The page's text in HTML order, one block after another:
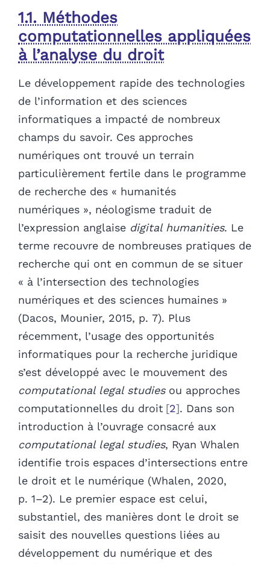
1.1. Méthodes
computationnelles appliquées
à l’analyse du droit
Le développement rapide des technologies
de l’information et des sciences
informatiques a impacté de nombreux
champs du savoir. Ces approches
numériques ont trouvé un terrain
particulièrement fertile dans le programme
de recherche des « humanités
numériques », néologisme traduit de
l’expression anglaise digital humanities. Le
terme recouvre de nombreuses pratiques de
recherche qui ont en commun de se situer
« à l’intersection des technologies
numériques et des sciences humaines »
(Dacos, Mounier, 2015, p. 7). Plus
récemment, l’usage des opportunités
informatiques pour la recherche juridique
s’est développé avec le mouvement des
computational legal studiesou approches
computationnelles du droit 2 . Dans son
introduction à l’ouvrage consacré aux
computational legal studies, Ryan Whalen
identifie trois espaces d’intersections entre
le droit et le numérique (Whalen, 2020,
p. 1–2). Le premier espace est celui,
substantiel, des manières dont le droit se
saisit des nouvelles questions liées au
développement du numérique et des